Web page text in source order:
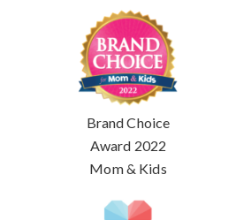
Brand Choice
Award 2022
Mom & Kids